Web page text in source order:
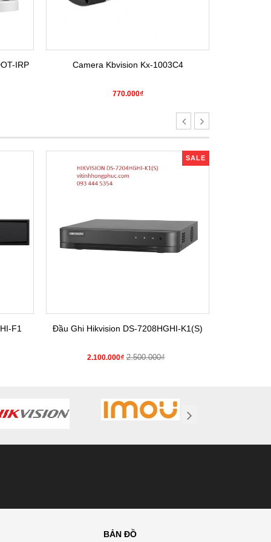
IRP Camera Kbvision Kx-1003C4
770.000₫
F1
SALE
Đầu Ghi Hikvision DS-7208HGHI-K1(S)
2.100.000₫ 2.500.000₫
BẢN ĐỒ